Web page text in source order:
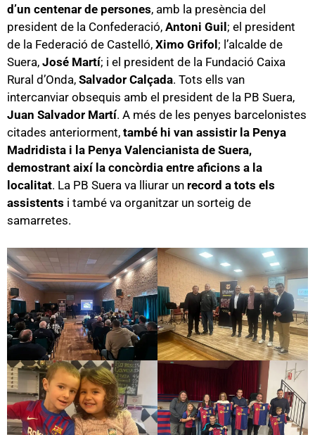
d’un centenar de persones, amb la presència del
president de la Confederació, Antoni Guil ; el president
de la Federació de Castelló, Ximo Grifol ; l’alcalde de
Suera, José Martí; i el president de la Fundació Caixa
Rural d’Onda, Salvador Calçada. Tots ells van
intercanviar obsequis amb el president de la PB Suera,
Juan Salvador Martí. A més de les penyes barcelonistes
citades anteriorment, també hi van assistir la Penya
Madridista i la Penya Valencianista de Suera,
demostrant així la concòrdia entre aficions a la
localitat. La PB Suera va lliurar un record a tots els
assistents i també va organitzar un sorteig de
samarretes.